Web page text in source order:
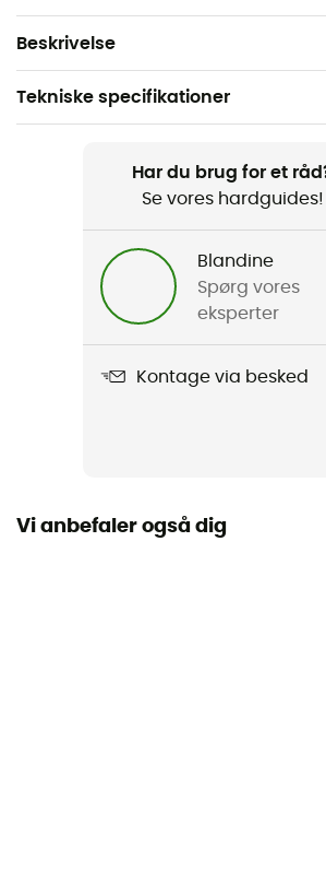
Beskrivelse
Certificering(er): CE EN 12278,
Tekniske specifikationer
Tandem¬Æ Speed
Producentens garanti
Har du brug for et
Se vores hardguides!
Blandine
Spørg vores
eksperter
Kontage via besked
Vi anbefaler også dig